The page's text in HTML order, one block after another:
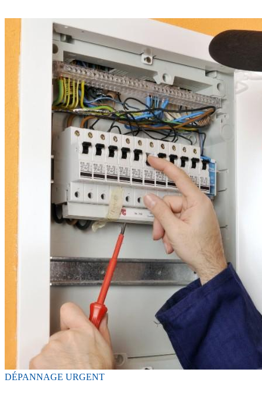
DÉPANNAGE URGENT